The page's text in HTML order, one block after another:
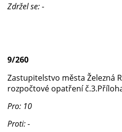
Zdržel se: -
9/260
Zastupitelstvo města Železná
rozpočtové opatření
Pro: 10
Proti: -